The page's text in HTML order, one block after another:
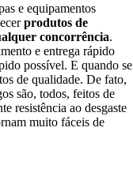
e equipamentos
produtos de
concorrência.
e entrega rápido
possível. E quando se
de qualidade. De fato,
são, todos, feitos de
resistência ao desgaste
muito fáceis de